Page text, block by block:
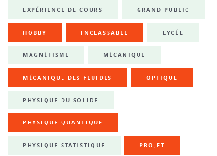
EXPÉRIENCE DE COURS GRAND PUBLIC
HOBBY INCLASSABLE LYCÉE
MAGNÉTISME MÉCANIQUE
MÉCANIQUE DES FLUIDES OPTIQUE
PHYSIQUE DU SOLIDE
PHYSIQUE QUANTIQUE
PHYSIQUE STATISTIQUE PROJET